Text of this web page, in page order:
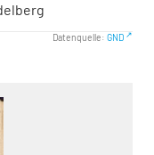
Datenquelle: GND